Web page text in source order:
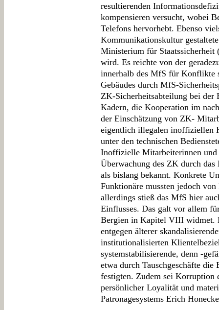
resultierenden
kompensieren versucht, wobei
Telefons hervorhebt. Ebenso
Kommunikationskultur
Ministerium für
wird. Es reichte von der
innerhalb des MfS für Konflikte
Gebäudes durch MfS-
ZK-Sicherheitsabteilung bei der
Kadern, die Kooperation im
der Einschätzung von ZK-
eigentlich illegalen inoffiziellen
unter den technischen
Inoffizielle Mitarbeiterinnen
Überwachung des ZK durch
als bislang bekannt. Konkrete
Funktionäre mussten jedoch
allerdings stieß das MfS hier
Einflusses. Das galt vor allem
Bergien in Kapitel VIII widmet.
entgegen älterer
institutionalisierten
systemstabilisierende, denn -
etwa durch Tauschgeschäfte die
festigten. Zudem sei Korruption
persönlicher Loyalität und
Patronagesystems Erich